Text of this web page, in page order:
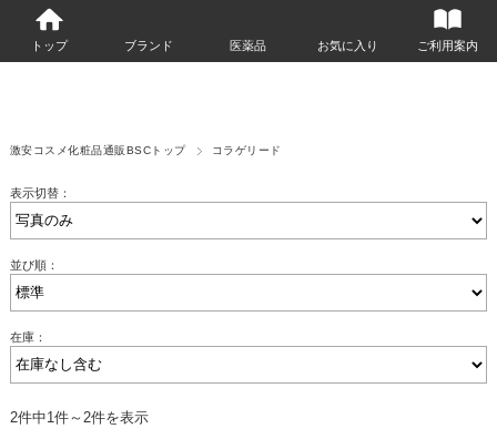
トップ ブランド 医薬品 お気に入り ご利用案内
激安コスメ化粧品通販BSCトップ コラゲリード
表示切替：
並び順：
在庫：
2件中1件～2件を表示